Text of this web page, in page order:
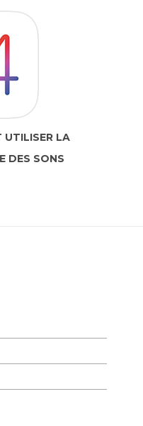
UTILISER LA
DES SONS